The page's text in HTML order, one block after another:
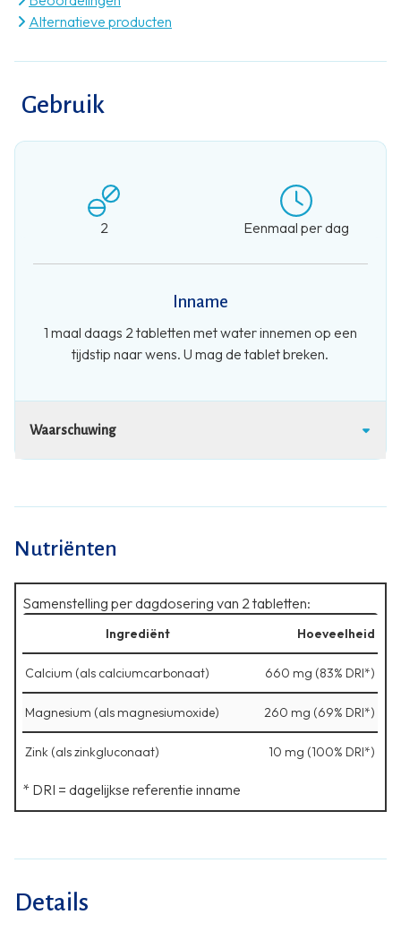
Alternatieve producten
Gebruik
2 Eenmaal per dag
Inname
1 maal daags 2 tabletten met water innemen op een
tijdstip naar wens. U mag de tablet breken.
Waarschuwing
Details
Nutriënten
Samenstelling per dagdosering van 2 tabletten:
Ingrediënt Hoeveelheid
Calcium (als calciumcarbonaat) 660 mg (83% DRI*)
Magnesium (als magnesiumoxide) 260 mg (69% DRI*)
Zink (als zinkgluconaat) 10 mg (100% DRI*)
* DRI = dagelijkse referentie inname